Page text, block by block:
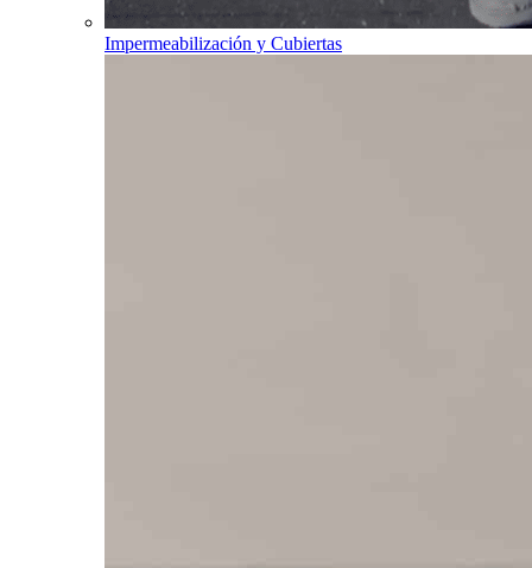
Impermeabilización y Cubiertas